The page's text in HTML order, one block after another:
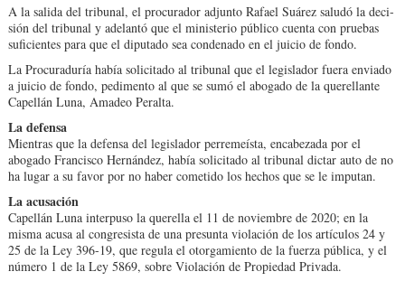
A la salida del tribunal, el procurador adjunto Ra­fael Suárez saludó la deci­
sión del tribunal y adelan­tó que el ministerio público cuenta con pruebas
sufi­cientes para que el diputa­do sea condenado en el jui­cio de fondo.
La Procuraduría había solicitado al tribunal que el legislador fuera envia­do
a juicio de fondo, pe­dimento al que se sumó el abogado de la querellante
Capellán Luna, Amadeo Peralta.
La defensa
Mientras que la defensa del legislador perremeísta, en­cabezada por el
abogado Francisco Hernández, había solicitado al tribunal dictar auto de no
ha lugar a su fa­vor por no haber cometido los hechos que se le impu­tan.
La acusación
Capellán Luna interpuso la querella el 11 de noviembre de 2020; en la
misma acu­sa al congresista de una pre­sunta violación de los artícu­los 24 y
25 de la Ley 396-19, que regula el otorgamiento de la fuerza pública, y el
nú­mero 1 de la Ley 5869, so­bre Violación de Propiedad Privada.